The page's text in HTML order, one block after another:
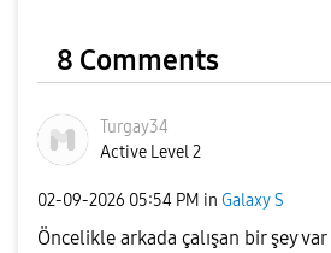
8 Comments
Turgay34
Active Level 2
‎02-09-2026 05:54 PM in Galaxy S
Öncelikle arkada çalışan bir şey